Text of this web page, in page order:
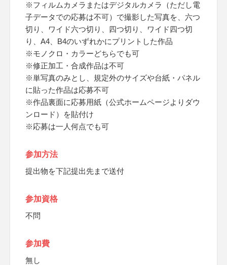
※フィルムカメラまたはデジタルカメラ（ただし電
子データでの応募は不可）で撮影した写真を、六つ
切り、ワイド六つ切り、四つ切り、ワイド四つ切
り、A4、B4のいずれかにプリントした作品
※モノクロ・カラーどちらでも可
※修正加工・合成作品は不可
※単写真のみとし、規定外のサイズや台紙・パネル
に貼った作品は応募不可
※作品裏面に応募用紙（公式ホームページよりダウ
ンロード）を貼付け
※応募は一人何点でも可
参加方法
提出物を下記提出先まで送付
参加資格
不問
参加費
無し